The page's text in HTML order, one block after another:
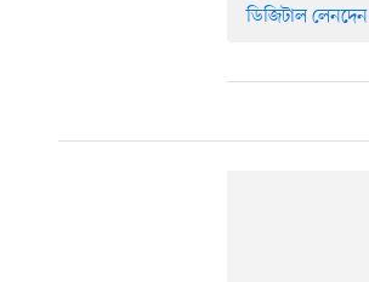
ডিজিটাল লেনদেন